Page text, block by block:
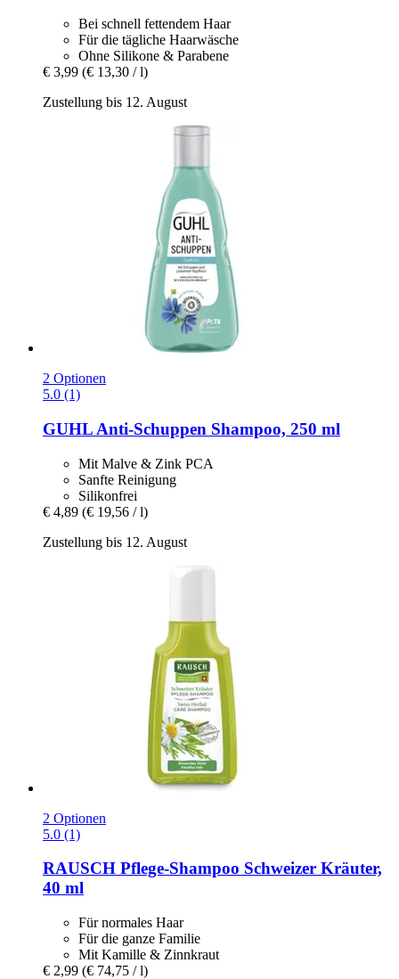
Bei schnell fettendem Haar
Für die tägliche Haarwäsche
Ohne Silikone & Parabene
€ 3,99 (€ 13,30 / l)
Zustellung bis 12. August
2 Optionen
5.0 (1)
GUHL Anti-​Schuppen Shampoo, 250 ml
Mit Malve & Zink PCA
Sanfte Reinigung
Silikonfrei
€ 4,89 (€ 19,56 / l)
Zustellung bis 12. August
2 Optionen
5.0 (1)
RAUSCH Pflege-​Shampoo Schweizer Kräuter,
40 ml
Für normales Haar
Für die ganze Familie
Mit Kamille & Zinnkraut
€ 2,99 (€ 74,75 / l)